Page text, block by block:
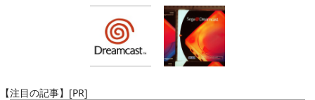
【注目の記事】[PR]